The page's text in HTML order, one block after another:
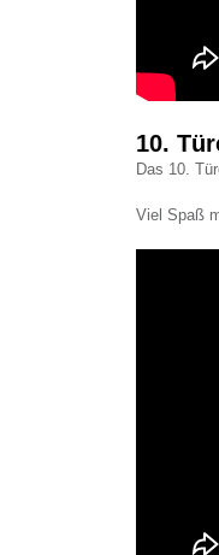
10.
Das 10.
Viel Spaß